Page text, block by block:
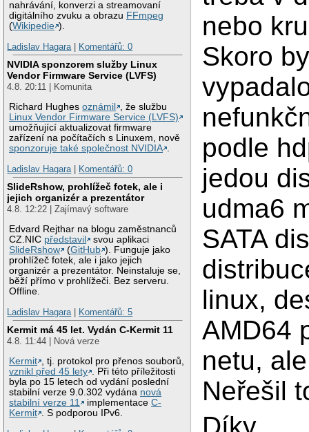
nahrávání, konverzi a streamovaní
digitálního zvuku a obrazu FFmpeg
(Wikipedie ).
Ladislav Hagara
Komentářů: 0
NVIDIA sponzorem služby Linux
Vendor Firmware Service (LVFS)
4.8. 20:11 | Komunita
Richard Hughesoznámil
, že službu
Linux Vendor Firmware Service (LVFS)
umožňující aktualizovat firmware
zařízení na počítačích s Linuxem, nově
sponzoruje také společnost NVIDIA .
Ladislav Hagara | Komentářů: 0
SlideRshow, prohlížeč fotek, ale i
jejich organizér a prezentátor
4.8. 12:22 | Zajímavý software
Edvard Rejthar na blogu zaměstnanců
CZ.NIC představil
svou aplikaci
SlideRshow
(GitHub ). Funguje jako
prohlížeč fotek, ale i jako jejich
organizér a prezentátor. Neinstaluje se,
běží přímo v prohlížeči. Bez serveru.
Offline.
Ladislav Hagara | Komentářů: 5
Kermit má 45 let. Vydán C-Kermit 11
4.8. 11:44 | Nová verze
Kermit , tj. protokol pro přenos souborů,
vznikl před 45 lety . Při této příležitosti
byla po 15 letech od vydání poslední
stabilní verze 9.0.302 vydána nová
stabilní verze 11
implementaceC-
Kermit . S podporou IPv6.
nebo
Skoro
podle
jedou
udma6
SATA
linux,
AMD64
netu,
Neřešil
Díky